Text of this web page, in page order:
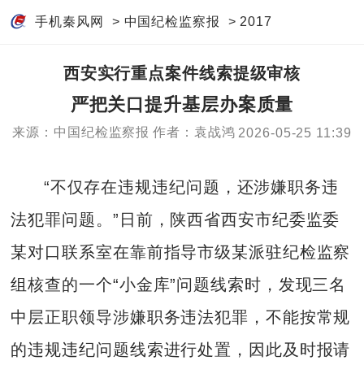
手机秦风网 > 中国纪检监察报 > 2017
西安实行重点案件线索提级审核
严把关口提升基层办案质量
来源：中国纪检监察报 作者：袁战鸿 2026-05-25 11:39
“不仅存在违规违纪问题，还涉嫌职务违
法犯罪问题。”日前，陕西省西安市纪委监委
某对口联系室在靠前指导市级某派驻纪检监察
组核查的一个“小金库”问题线索时，发现三名
中层正职领导涉嫌职务违法犯罪，不能按常规
的违规违纪问题线索进行处置，因此及时报请